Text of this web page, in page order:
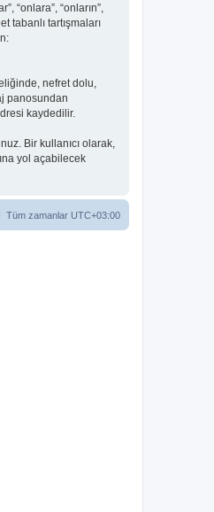
“onlara”, “onların”,
tabanlı tartışmaları
nefret dolu,
panosundan
kaydedilir.
Bir kullanıcı olarak,
yol açabilecek
Tüm zamanlar UTC+03:00